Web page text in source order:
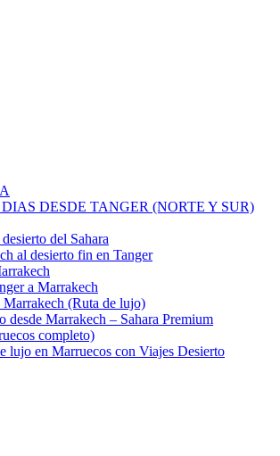
DESDE TANGER (NORTE Y SUR)
del Sahara
al desierto fin en Tanger
a Marrakech
Marrakech (Ruta de lujo)
Marrakech – Sahara Premium
completo)
lujo en Marruecos con Viajes Desierto